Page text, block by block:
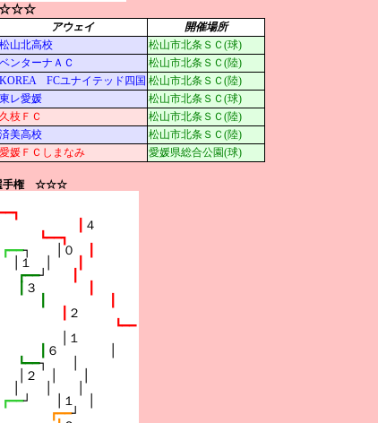
☆☆☆
アウェイ 開催場所
松山北高校
松山市北条ＳＣ(球)
ベンターナＡＣ
松山市北条ＳＣ(陸)
KOREA FCユナイテッド四国 松山市北条ＳＣ(陸)
東レ愛媛 松山市北条ＳＣ(球)
久枝ＦＣ
松山市北条ＳＣ(陸)
済美高校
松山市北条ＳＣ(陸)
愛媛ＦＣしまなみ 愛媛県総合公園(球)
手権 ☆☆☆
４
０
┗━━┓
┏━━┐　　│０
　│１　│
┏━━┘
┃ ３
┃
２
┗━━
│１
６　　　　│
┗━━┐　　│
　│２　│　　│
│　　│　　│
┏━━┘　　│１　│
┏━━┘